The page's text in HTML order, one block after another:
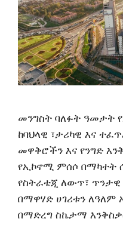
መንግስት ባለፉት ዓመታት
ከባህላዊ ፣ታሪካዊ እና
መዋቅሮችን እና የንግድ
የኢኮኖሚ ምሰሶ በማካተት
የስትራቴጂ ለውጥ፣ ጥንታዊ
በማዋሃድ ሀገሪቱን
በማድረግ ስኬታማ